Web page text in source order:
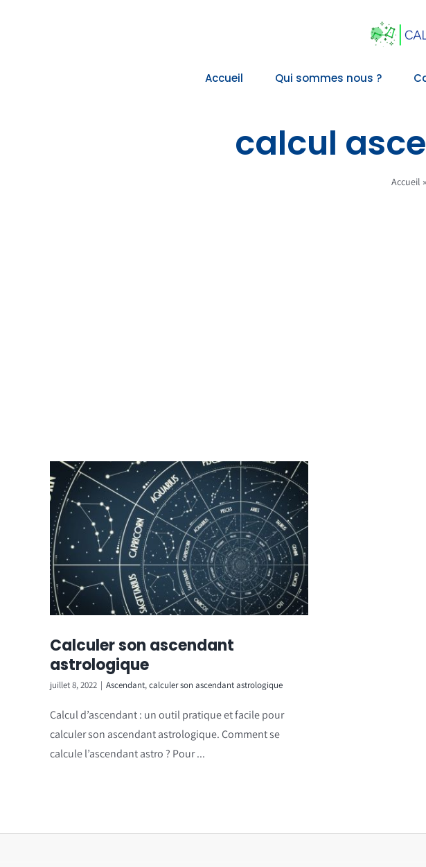
Accueil Qui sommes nous ?
calcul
Accueil »
Calculer son ascendant
astrologique
juillet 8, 2022 | Ascendant,calculer son ascendant astrologique
Calcul d’ascendant : un outil pratique et facile pour
calculer son ascendant astrologique. Comment se
calcule l’ascendant astro ? Pour ...